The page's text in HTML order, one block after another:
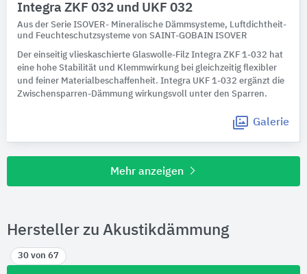
Integra ZKF 032 und UKF 032
Aus der Serie ISOVER- Mineralische Dämmsysteme, Luftdichtheit-
und Feuchteschutzsysteme von SAINT-GOBAIN ISOVER
Der einseitig vlieskaschierte Glaswolle-Filz Integra ZKF 1-032 hat
eine hohe Stabilität und Klemmwirkung bei gleichzeitig flexibler
und feiner Materialbeschaffenheit. Integra UKF 1-032 ergänzt die
Zwischensparren-Dämmung wirkungsvoll unter den Sparren.
Galerie
Mehr anzeigen
Hersteller zu Akustikdämmung
30 von 67